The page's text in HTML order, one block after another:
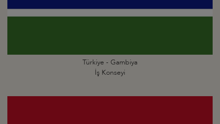
Türkiye - Gambiya
İş Konseyi